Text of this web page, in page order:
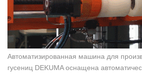
Автоматизированная машина для
гусениц DEKUMA оснащена